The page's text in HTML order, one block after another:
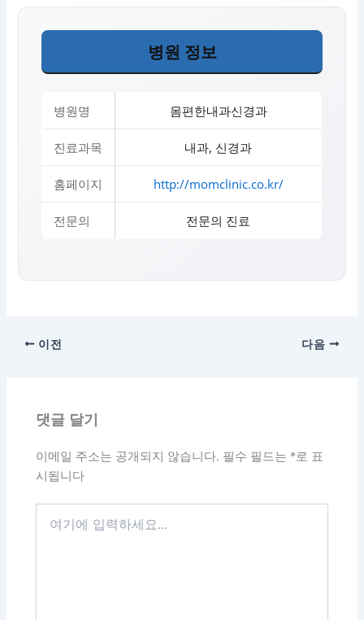
병원 정보
병원명 몸편한내과신경과
진료과목 내과, 신경과
홈페이지 http://momclinic.co.kr/
전문의 전문의 진료
이전 다음
댓글 달기
이메일 주소는 공개되지 않습니다. 필수 필드는 *로 표
시됩니다